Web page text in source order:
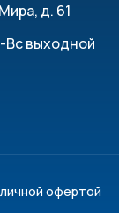
д. 61
выходной
офертой